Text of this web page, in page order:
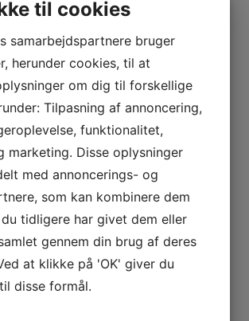
søges
til cookies
samarbejdspartnere bruger
herunder cookies, til at
om dig til forskellige
Tilpasning af annoncering,
funktionalitet,
marketing. Disse oplysninger
med annoncerings- og
som kan kombinere dem
tidligere har givet dem eller
gennem din brug af deres
at klikke på 'OK' giver du
disse formål.